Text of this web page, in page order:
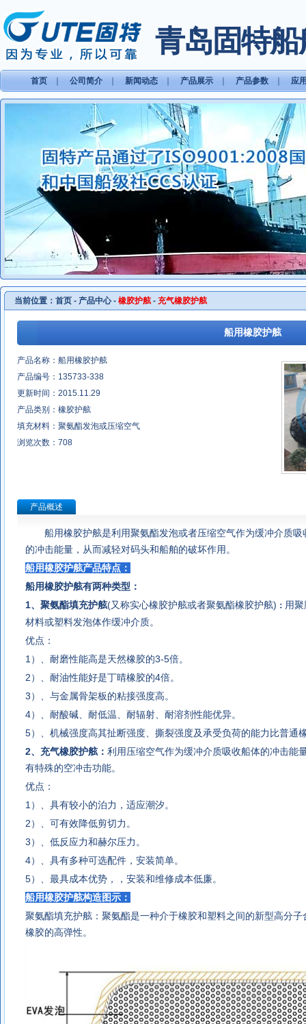
青岛固特
首页 公司简介 新闻动态 产品展示 产品参数 应
当前位置： 首页 - 产品中心- 橡胶护舷 - 充气橡胶护舷
船用橡胶护舷
产品名称：船用橡胶护舷
产品编号：135733-338
更新时间：2015.11.29
产品类别：橡胶护舷
填充材料：聚氨酯发泡或压缩空气
浏览次数： 708
产品概述
船用橡胶护舷是利用聚氨酯发泡或者压缩空气作为缓冲介质
的冲击能量，从而减轻对码头和船舶的破坏作用。
船用橡胶护舷产品特点：
船用橡胶护舷有两种类型：
1、 聚氨酯填充护舷(又称实心橡胶护舷或者聚氨酯橡胶护舷) ： 用
材料或塑料发泡体作缓冲介质。
优点：
1）、耐磨性能高是天然橡胶的3-5倍。
2）、耐油性能好是丁晴橡胶的4倍。
3）、与金属骨架板的粘接强度高。
4）、耐酸碱、耐低温、耐辐射、耐溶剂性能优异。
5）、机械强度高其扯断强度、撕裂强度及承受负荷的能力比普通
2、充气橡胶护舷： 利用压缩空气作为缓冲介质吸收船体的冲击能
有特殊的空冲击功能。
优点：
1）、具有较小的泊力，适应潮汐。
2）、可有效降低剪切力。
3）、低反应力和赫尔压力。
4）、具有多种可选配件，安装简单。
5）、最具成本优势，，安装和维修成本低廉。
船用橡胶护舷构造图示：
聚氨酯填充护舷 ：聚氨酯是一种介于橡胶和塑料之间的新型高分
橡胶的高弹性。